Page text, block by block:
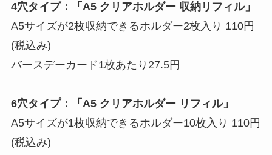
4穴タイプ：「A5 クリアホルダー 収納リフィル」
A5サイズが2枚収納できるホルダー2枚入り 110円
(税込み)
バースデーカード1枚あたり27.5円
6穴タイプ：「A5 クリアホルダー リフィル」
A5サイズが1枚収納できるホルダー10枚入り 110円
(税込み)